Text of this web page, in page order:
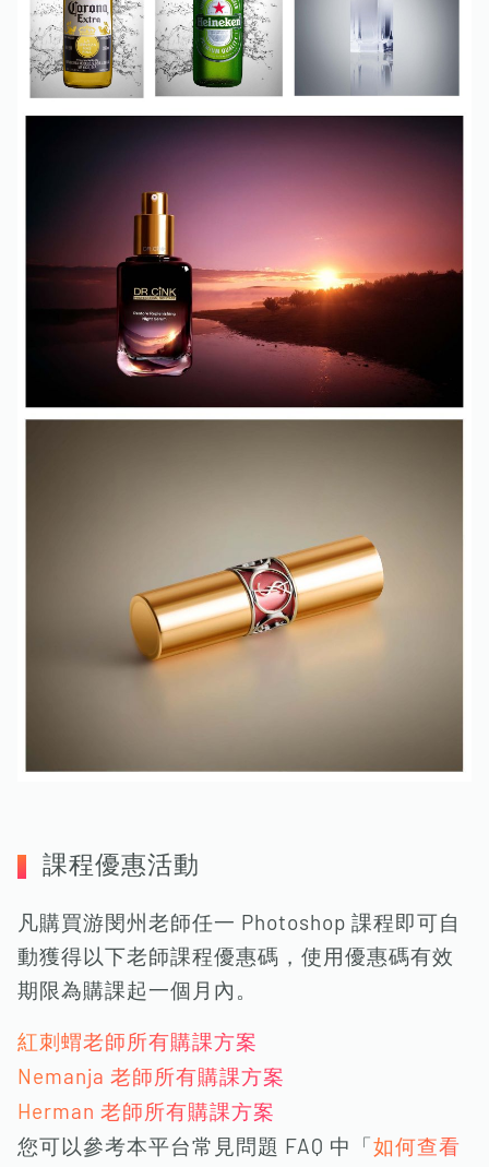
課程優惠活動
凡購買游閔州老師任一 Photoshop 課程即可自
動獲得以下老師課程優惠碼，使用優惠碼有效
期限為購課起一個月內。
紅刺蝟老師所有購課方案
Nemanja 老師所有購課方案
Herman 老師所有購課方案
您可以參考本平台常見問題 FAQ 中「 如何查看